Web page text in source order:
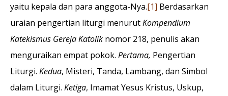
yaitu kepala dan para anggota-Nya.[1] Berdasarkan
uraian pengertian liturgi menurutKompendium
Katekismus Gereja Katolik nomor 218, penulis akan
menguraikan empat pokok. Pertama, Pengertian
Liturgi. Kedua, Misteri, Tanda, Lambang, dan Simbol
dalam Liturgi. Ketiga, Imamat Yesus Kristus, Uskup,